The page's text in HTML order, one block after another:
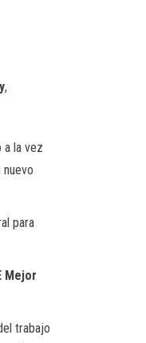
,
a la vez
para
Mejor
trabajo